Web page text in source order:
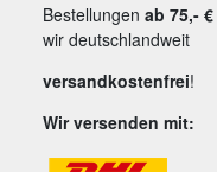
Bestellungen ab 75,- €
wir deutschlandweit
versandkostenfrei!
Wir versenden mit: